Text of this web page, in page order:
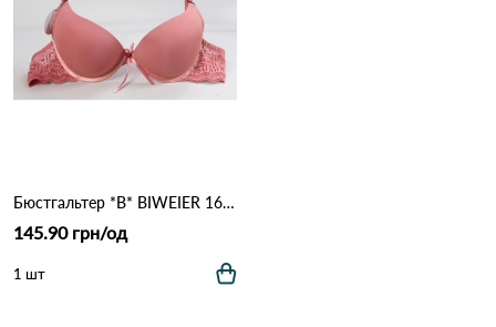
Бюстгальтер *В* BIWEIER 1666 9.2 Оранжевий
145.90 грн/од
1 шт